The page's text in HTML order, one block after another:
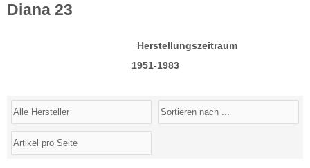
Diana 23
Herstellungszeitraum
1951-1983